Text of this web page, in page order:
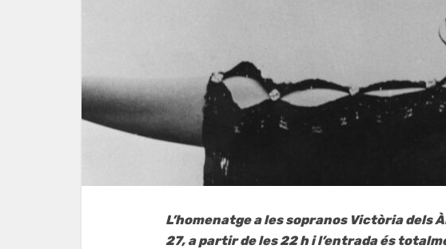
L’homenatge a les sopranos Victòria dels
27, a partir de les 22 h i l’entrada és